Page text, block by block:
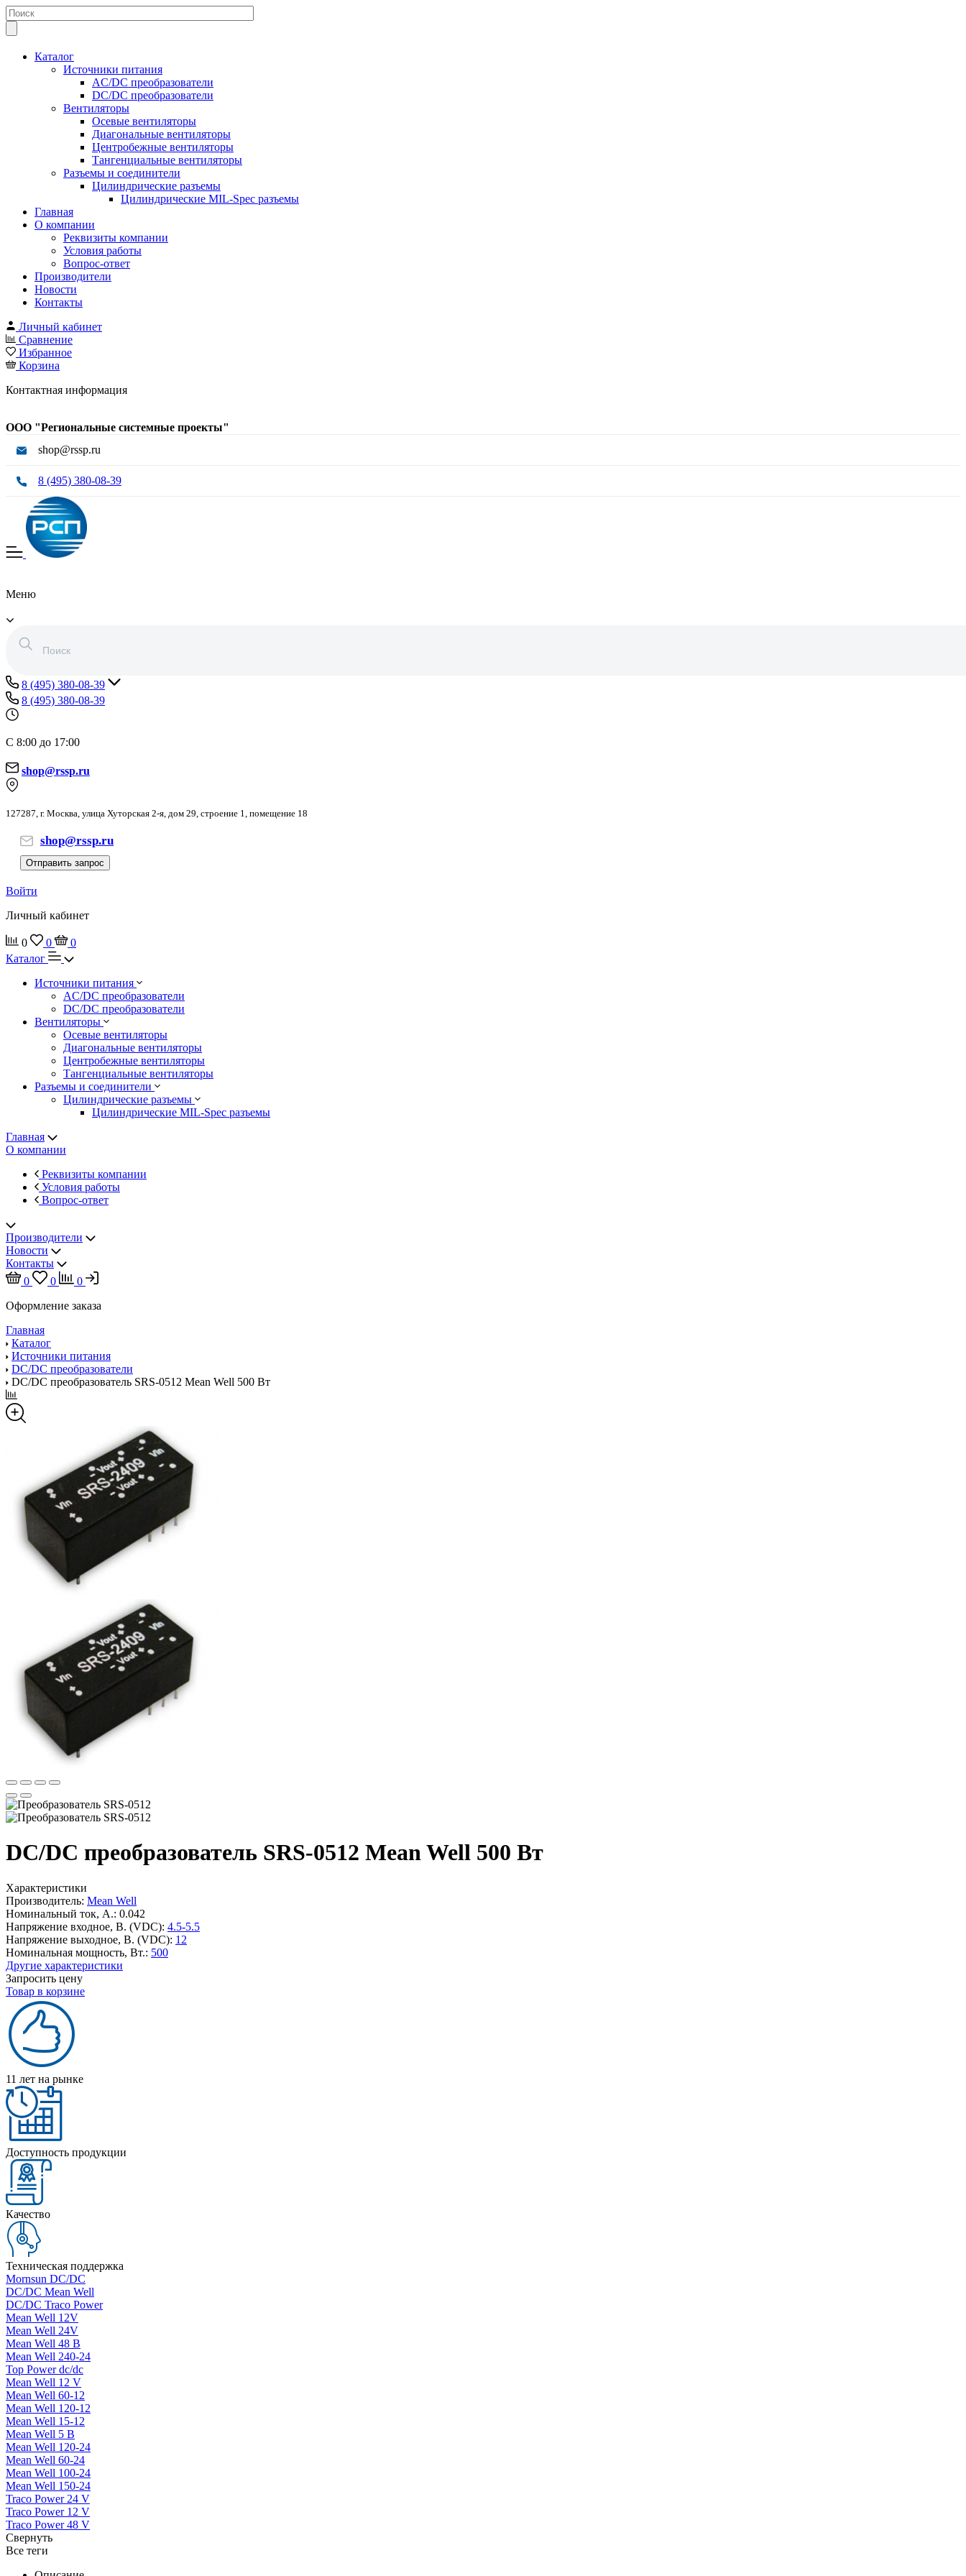
Каталог
Источники питания
AC/DC преобразователи
DC/DC преобразователи
Вентиляторы
Осевые вентиляторы
Диагональные вентиляторы
Центробежные вентиляторы
Тангенциальные вентиляторы
Разъемы и соединители
Цилиндрические разъемы
Цилиндрические MIL-Spec разъемы
Главная
О компании
Реквизиты компании
Условия работы
Вопрос-ответ
Производители
Новости
Контакты
Личный кабинет
Сравнение
Избранное
Корзина
Контактная информация
ООО "Региональные системные проекты"
shop@rssp.ru
8 (495) 380-08-39
Меню
8 (495) 380-08-39
8 (495) 380-08-39
С 8:00 до 17:00
shop@rssp.ru
127287, г. Москва, улица Хуторская 2-я, дом 29, строение 1, помещение 18
shop@rssp.ru
Отправить запрос
Войти
Личный кабинет
0 0
0
Каталог
Источники питания
AC/DC преобразователи
DC/DC преобразователи
Вентиляторы
Осевые вентиляторы
Диагональные вентиляторы
Центробежные вентиляторы
Тангенциальные вентиляторы
Разъемы и соединители
Цилиндрические разъемы
Цилиндрические MIL-Spec разъемы
Главная
О компании
Реквизиты компании
Условия работы
Вопрос-ответ
Производители
Новости
Контакты
0
0
0
Оформление заказа
Главная
Каталог
Источники питания
DC/DC преобразователи
DC/DC преобразователь SRS-0512 Mean Well 500 Вт
DC/DC преобразователь SRS-0512 Mean Well 500 Вт
Характеристики
Производитель: Mean Well
Номинальный ток, А.: 0.042
Напряжение входное, В. (VDC): 4.5-5.5
Напряжение выходное, В. (VDC): 12
Номинальная мощность, Вт.: 500
Другие характеристики
Запросить цену
Товар в корзине
11 лет на рынке
Доступность продукции
Качество
Техническая поддержка
Mornsun DC/DC
DC/DC Mean Well
DC/DC Traco Power
Mean Well 12V
Mean Well 24V
Mean Well 48 В
Mean Well 240-24
Top Power dc/dc
Mean Well 12 V
Mean Well 60-12
Mean Well 120-12
Mean Well 15-12
Mean Well 5 В
Mean Well 120-24
Mean Well 60-24
Mean Well 100-24
Mean Well 150-24
Traco Power 24 V
Traco Power 12 V
Traco Power 48 V
Свернуть
Все теги